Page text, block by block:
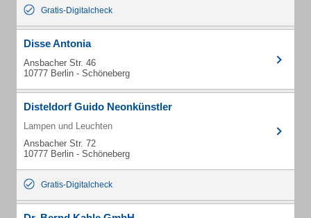
Gratis-Digitalcheck
Disse Antonia
Ansbacher Str. 46
10777 Berlin - Schöneberg
Disteldorf Guido Neonkünstler
Lampen und Leuchten
Ansbacher Str. 72
10777 Berlin - Schöneberg
Gratis-Digitalcheck